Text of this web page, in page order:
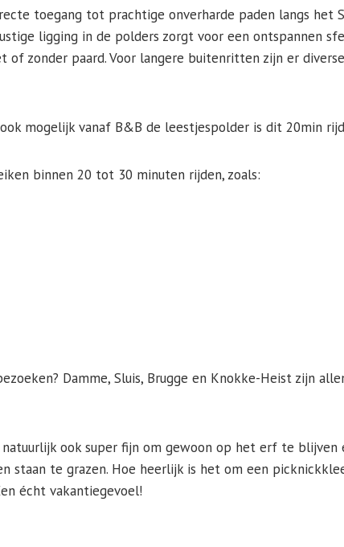
toegang tot prachtige onverharde paden langs het
ligging in de polders zorgt voor een ontspannen
zonder paard. Voor langere buitenritten zijn er
mogelijk vanaf B&B de leestjespolder is dit 20min
binnen 20 tot 30 minuten rijden, zoals:
Damme, Sluis, Brugge en Knokke-Heist zijn
ook super fijn om gewoon op het erf te blijven
staan te grazen. Hoe heerlijk is het om een
écht vakantiegevoel!